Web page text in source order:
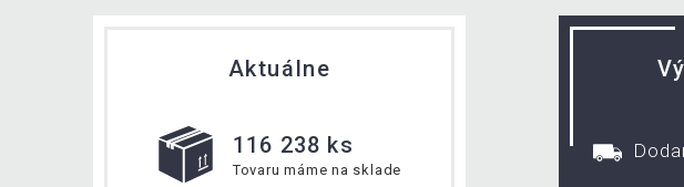
Aktuálne
116 238 ks
Tovaru máme na sklade